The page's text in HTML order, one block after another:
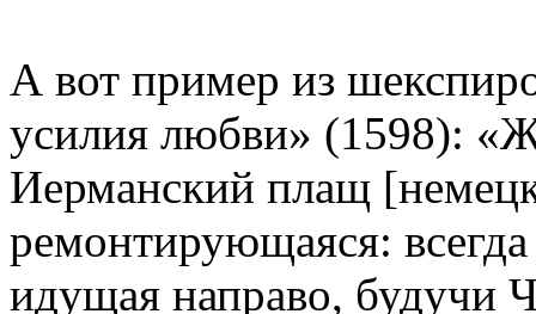
А вот пример из
усилия любви» (1598):
Иерманский плащ
ремонтирующаяся:
идущая направо, будучи